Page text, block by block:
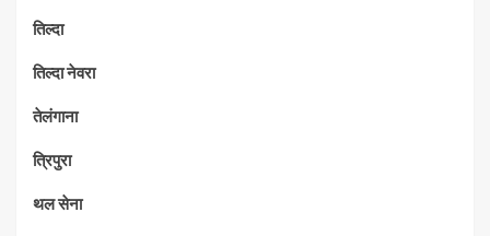
तिल्दा
तिल्दा नेवरा
तेलंगाना
त्रिपुरा
थल सेना